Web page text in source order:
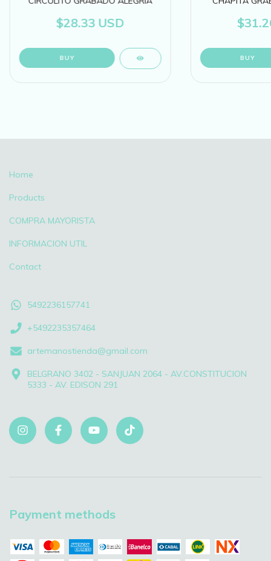
$28.33 USD
Home
Products
COMPRA MAYORISTA
INFORMACION UTIL
Contact
5492236157741
+5492235357464
artemanostienda@gmail.com
BELGRANO 3402 - SANJUAN 2064 - AV.CONSTITUCION
5333 - AV. EDISON 291
Payment methods